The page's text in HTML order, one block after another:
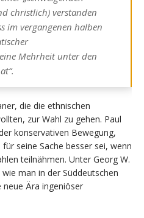
christlich) verstanden
im vergangenen halben
Mehrheit unter den
die die ethnischen
zur Wahl zu gehen. Paul
konservativen Bewegung,
seine Sache besser sei, wenn
teilnähmen. Unter Georg W.
man in der Süddeutschen
neue Ära ingeniöser